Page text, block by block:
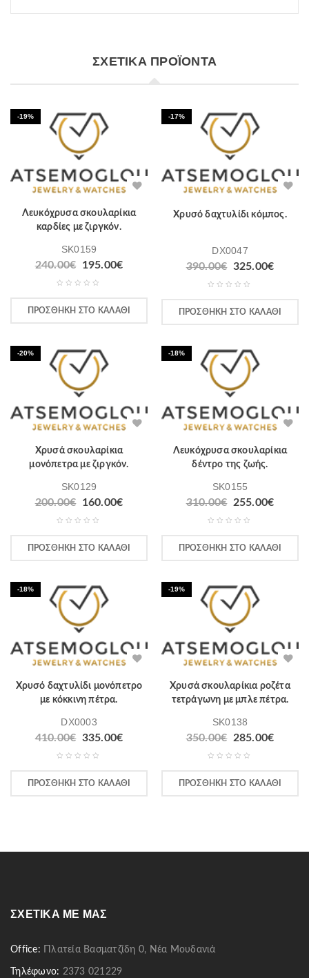
ΣΧΕΤΙΚΆ ΠΡΟΪΌΝΤΑ
-19%
Λευκόχρυσα σκουλαρίκια
καρδίες με ζιργκόν.
SK0159
240.00€ 195.00€
ΠΡΟΣΘΉΚΗ ΣΤΟ ΚΑΛΆΘΙ
-17%
Χρυσό δαχτυλίδι κόμπος.
DX0047
390.00€ 325.00€
ΠΡΟΣΘΉΚΗ ΣΤΟ ΚΑΛΆΘΙ
-20%
Χρυσά σκουλαρίκια
μονόπετρα με ζιργκόν.
SK0129
200.00€ 160.00€
ΠΡΟΣΘΉΚΗ ΣΤΟ ΚΑΛΆΘΙ
-18%
Λευκόχρυσα σκουλαρίκια
δέντρο της ζωής.
SK0155
310.00€ 255.00€
ΠΡΟΣΘΉΚΗ ΣΤΟ ΚΑΛΆΘΙ
-18%
Χρυσό δαχτυλίδι μονόπετρο
με κόκκινη πέτρα.
DX0003
410.00€ 335.00€
ΠΡΟΣΘΉΚΗ ΣΤΟ ΚΑΛΆΘΙ
-19%
Χρυσά σκουλαρίκια ροζέτα
τετράγωνη με μπλε πέτρα.
SK0138
350.00€ 285.00€
ΠΡΟΣΘΉΚΗ ΣΤΟ ΚΑΛΆΘΙ
ΣΧΕΤΙΚΆ ΜΕ ΜΑΣ
Office: Πλατεία Βασματζίδη 0, Νέα Μουδανιά
Τηλέφωνο: 2373 021229